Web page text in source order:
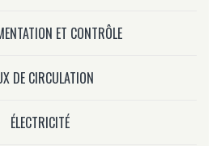
ET CONTRÔLE
DE CIRCULATION
ÉLECTRICITÉ